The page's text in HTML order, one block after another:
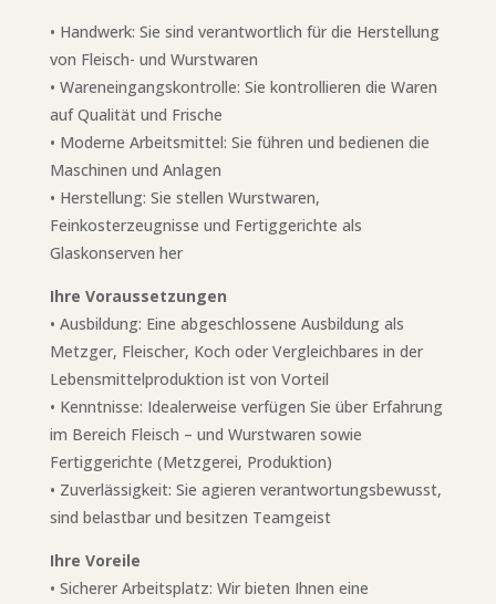
• Handwerk: Sie sind verantwortlich für die Herstellung
von Fleisch- und Wurstwaren
• Wareneingangskontrolle: Sie kontrollieren die Waren
auf Qualität und Frische
• Moderne Arbeitsmittel: Sie führen und bedienen die
Maschinen und Anlagen
• Herstellung: Sie stellen Wurstwaren,
Feinkosterzeugnisse und Fertiggerichte als
Glaskonserven her
Ihre Voraussetzungen
• Ausbildung: Eine abgeschlossene Ausbildung als
Metzger, Fleischer, Koch oder Vergleichbares in der
Lebensmittelproduktion ist von Vorteil
• Kenntnisse: Idealerweise verfügen Sie über Erfahrung
im Bereich Fleisch – und Wurstwaren sowie
Fertiggerichte (Metzgerei, Produktion)
• Zuverlässigkeit: Sie agieren verantwortungsbewusst,
sind belastbar und besitzen Teamgeist
Ihre Voreile
• Sicherer Arbeitsplatz: Wir bieten Ihnen eine